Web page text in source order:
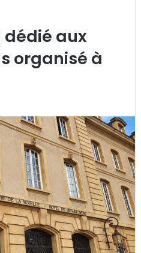
dédié aux
organisé à